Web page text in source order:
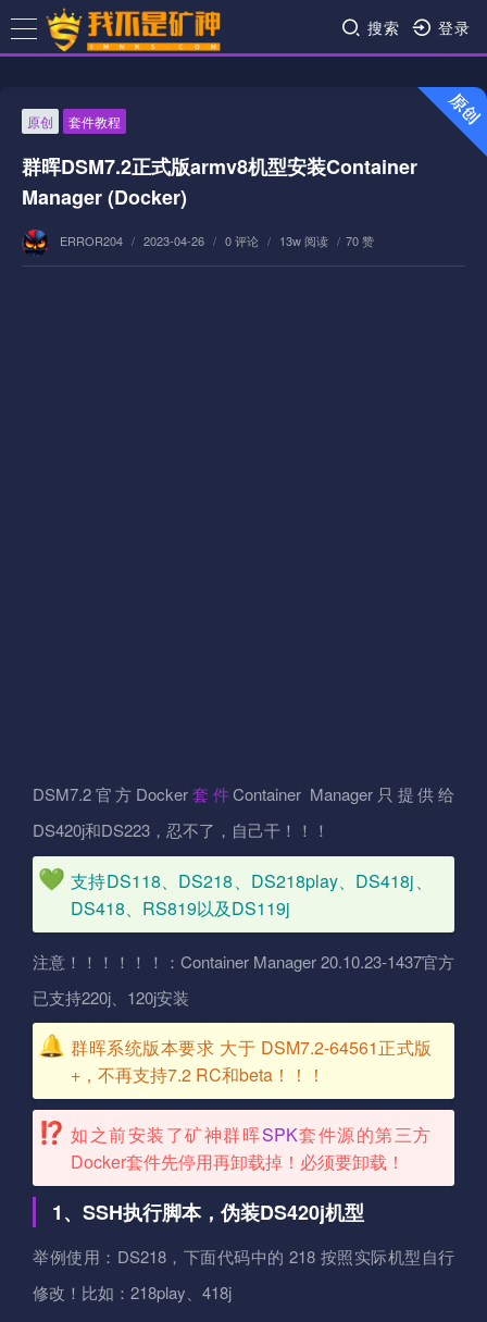
搜索 登录
原创 套件教程
群晖DSM7.2正式版armv8机型安装Container
Manager (Docker)
ERROR204 / 2023-04-26 / 0 评论 / 13w 阅读 / 70 赞
DSM7.2官方Docker套件Container Manager只提供给
DS420j和DS223，忍不了，自己干！！！
支持DS118、DS218、DS218play、DS418j、
DS418、RS819以及DS119j
注意！！！！！！：Container Manager 20.10.23-1437官方
已支持220j、120j安装
群晖系统版本要求 大于 DSM7.2-64561正式版
+，不再支持7.2 RC和beta！！！
如之前安装了矿神群晖SPK套件源的第三方
Docker套件先停用再卸载掉！必须要卸载！
1、SSH执行脚本，伪装DS420j机型
举例使用：DS218，下面代码中的 218 按照实际机型自行
修改！比如：218play、418j